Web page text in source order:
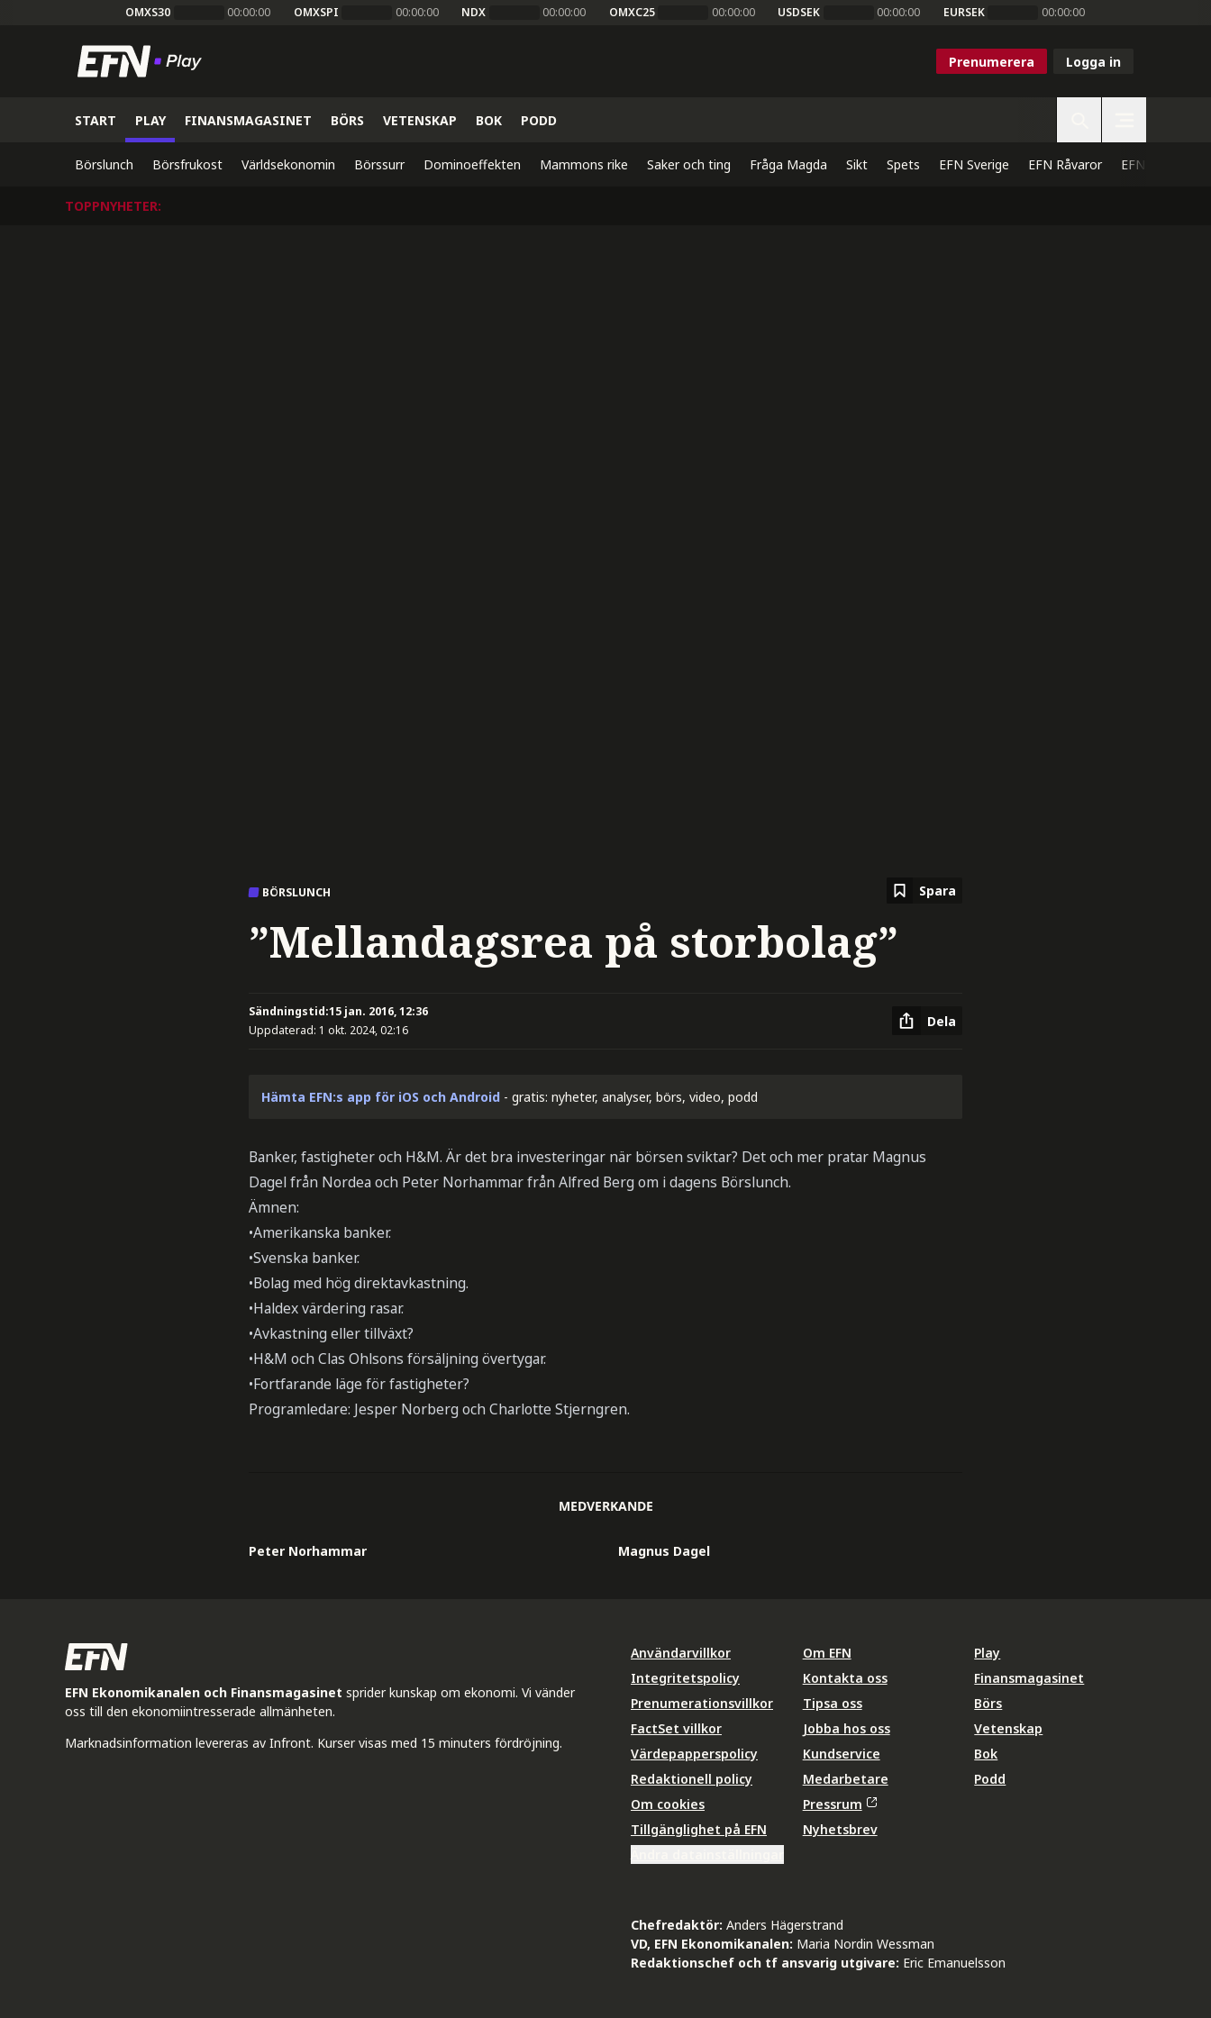
OMXS30 00:00:00 OMXSPI 00:00:00 NDX 00:00:00 OMXC25 00:00:00 USDSEK 00:00:00 EURSEK 00:00:00
Prenumerera Logga in
START PLAY FINANSMAGASINET BÖRS VETENSKAP BOK PODD
Börslunch Börsfrukost Världsekonomin Börssurr Dominoeffekten Mammons rike Saker och ting Fråga Magda Sikt Spets EFN Sverige EFN Råvaror EFN Direkt
TOPPNYHETER:
BÖRSLUNCH Spara
”Mellandagsrea på storbolag”
Sändningstid:15 jan. 2016, 12:36
Uppdaterad: 1 okt. 2024, 02:16
Dela
Hämta EFN:s app för iOS och Android - gratis: nyheter, analyser, börs, video, podd
Banker, fastigheter och H&M. Är det bra investeringar när börsen sviktar? Det och mer pratar Magnus
Dagel från Nordea och Peter Norhammar från Alfred Berg om i dagens Börslunch.
Ämnen:
•Amerikanska banker.
•Svenska banker.
•Bolag med hög direktavkastning.
•Haldex värdering rasar.
•Avkastning eller tillväxt?
•H&M och Clas Ohlsons försäljning övertygar.
•Fortfarande läge för fastigheter?
Programledare: Jesper Norberg och Charlotte Stjerngren.
MEDVERKANDE
Peter Norhammar Magnus Dagel
EFN Ekonomikanalen och Finansmagasinet sprider kunskap om ekonomi. Vi vänder
oss till den ekonomiintresserade allmänheten.
Marknadsinformation levereras av Infront. Kurser visas med 15 minuters fördröjning.
Användarvillkor
Integritetspolicy
Prenumerationsvillkor
FactSet villkor
Värdepapperspolicy
Redaktionell policy
Om cookies
Tillgänglighet på EFN
Om EFN
Kontakta oss
Tipsa oss
Jobba hos oss
Kundservice
Medarbetare
Pressrum
Nyhetsbrev
Play
Finansmagasinet
Börs
Vetenskap
Bok
Podd
Chefredaktör: Anders Hägerstrand
VD, EFN Ekonomikanalen: Maria Nordin Wessman
Redaktionschef och tf ansvarig utgivare: Eric Emanuelsson